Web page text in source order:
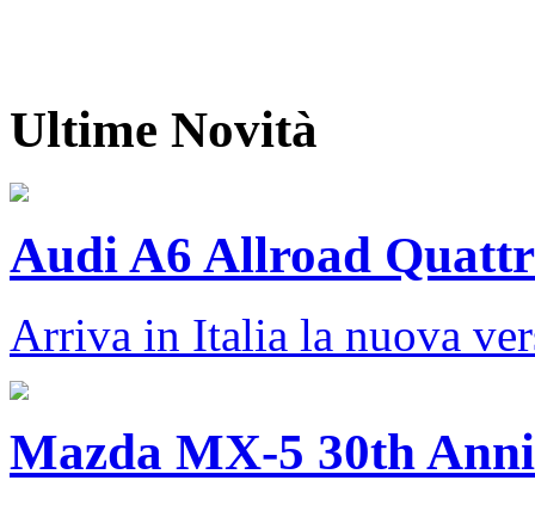
Ultime Novità
Audi A6 Allroad
Arriva in Italia la nuova
Mazda MX-5 30th